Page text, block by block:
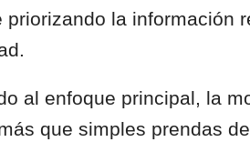
priorizando la información
al enfoque principal, la
que simples prendas